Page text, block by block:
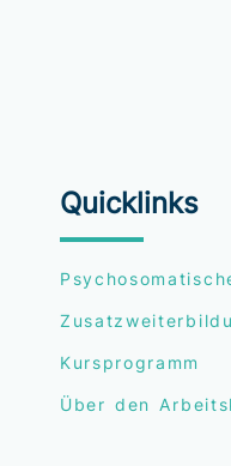
Quicklinks
Kursprogramm
Über den